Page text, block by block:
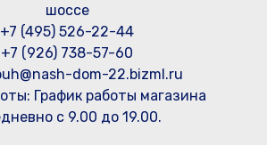
шоссе
+7 (495) 526-22-44
+7 (926) 738-57-60
dom-22.bizml.ru
График работы магазина
с 9.00 до 19.00.